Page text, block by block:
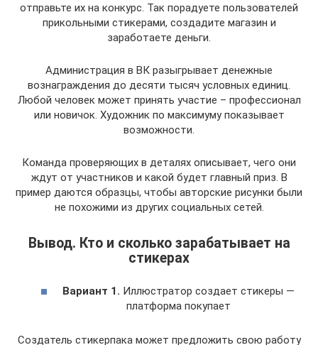
отправьте их на конкурс. Так порадуете пользователей
прикольными стикерами, создадите магазин и
заработаете деньги.
Администрация в ВК разыгрывает денежные
вознаграждения до десяти тысяч условных единиц.
Любой человек может принять участие – профессионал
или новичок. Художник по максимуму показывает
возможности.
Команда проверяющих в деталях описывает, чего они
ждут от участников и какой будет главный приз. В
пример даются образцы, чтобы авторские рисунки были
не похожими из других социальных сетей.
Вывод. Кто и сколько зарабатывает на
стикерах
Вариант 1. Иллюстратор создает стикеры —
платформа покупает
Создатель стикерпака может предложить свою работу